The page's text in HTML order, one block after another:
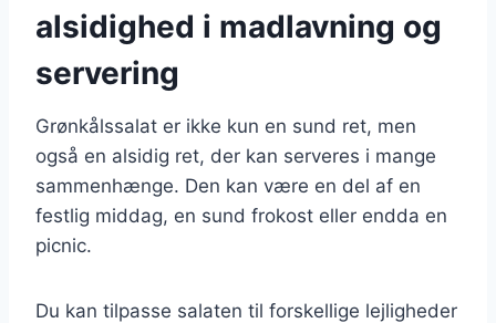
alsidighed i madlavning og
servering
Grønkålssalat er ikke kun en sund ret, men
også en alsidig ret, der kan serveres i mange
sammenhænge. Den kan være en del af en
festlig middag, en sund frokost eller endda en
picnic.
Du kan tilpasse salaten til forskellige lejligheder